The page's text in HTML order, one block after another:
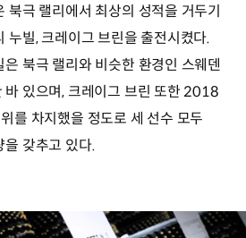
북극 랠리에서 최상의 성적을 거두기
누빌, 크레이그 브린을 출전시켰다.
북극 랠리와 비슷한 환경인 스웨덴
바 있으며, 크레이그 브린 또한 2018
를 차지했을 정도로 세 선수 모두
을 갖추고 있다.